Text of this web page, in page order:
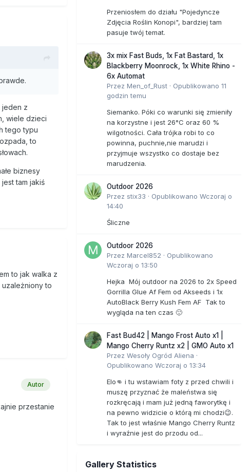
jeden z
wiele dzieci
tego typu
to
biznesy
tam jakiś
to jak walka z
to
Autor
przestanie
Przeniosłem do działu "Pojedyncze
Zdjęcia Roślin Konopi", bardziej tam
pasuje twój temat.
3x mix Fast Buds, 1x Fat Bastard, 1x
Blackberry Moonrock, 1x White Rhino -
6x Automat
Przez Men_of_Rust · Opublikowano 11
godzin temu
Siemanko. Póki co warunki się zmieniły
na korzystne i jest 26°C oraz 60 %
wilgotności. Cała trójka robi to co
powinna, puchnie,nie marudzi i
przyjmuje wszystko co dostaje bez
marudzenia.
Outdoor 2026
Przez stix33 · Opublikowano Wczoraj o
14:40
Śliczne
Outdoor 2026
Przez Marcel852 · Opublikowano
Wczoraj o 13:50
Hejka Mój outdoor na 2026 to 2x Speed
Gorrilla Glue Af Fem od Akseeds i 1x
AutoBlack Berry Kush Fem AF Tak to
wygląda na ten czas 🙂
Fast Bud42 | Mango Frost Auto x1 |
Mango Cherry Runtz x2 | GMO Auto x1
Przez Wesoły Ogród Aliena ·
Opublikowano Wczoraj o 13:34
Elo👊 i tu wstawiam foty z przed chwili i
muszę przyznać że maleństwa się
rozkręcają i mam już jedną faworytkę i
na pewno widzicie o którą mi chodzi😉.
Tak to jest właśnie Mango Cherry Runtz
i wyraźnie jest do przodu od...
Gallery Statistics